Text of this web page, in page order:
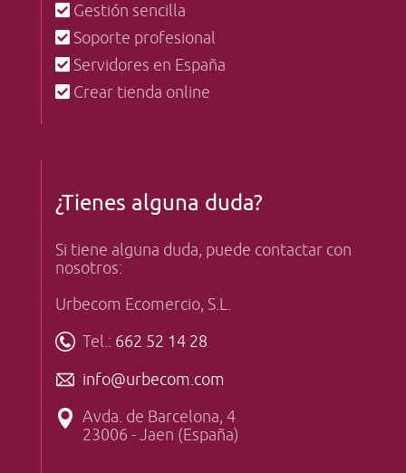
Gestión sencilla
Soporte profesional
Servidores en España
Crear tienda online
¿Tienes alguna duda?
Si tiene alguna duda, puede contactar con
nosotros:
Urbecom Ecomercio, S.L.
Tel.: 662 52 14 28
info@urbecom.com
Avda. de Barcelona, 4
23006 - Jaen (España)